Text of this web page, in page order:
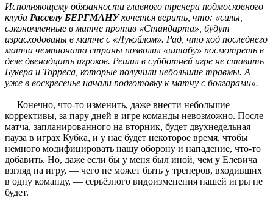
Исполняющему обязанности главного тренера подмосковного
клуба Расселу БЕРГМАНУхочется верить, что: «силы,
сэкономленные в матче против «Стандарта», будут
израсходованы в матче с «Лукойлом». Рад, что ход последнего
матча чемпионата страны позволил «штабу» посмотреть в
деле двенадцать игроков. Решил в субботней игре не ставить
Букера и Торреса, которые получили небольшие травмы. А
уже в воскресенье начали подготовку к матчу с болгарами».
— Конечно, что-то изменить, даже внести небольшие
коррективы, за пару дней в игре команды невозможно. После
матча, запланированного на вторник, будет двухнедельная
пауза в играх Кубка, и у нас будет некоторое время, чтобы
немного модифицировать нашу оборону и нападение, что-то
добавить. Но, даже если бы у меня был иной, чем у Елевича
взгляд на игру, — чего не может быть у тренеров, входивших
в одну команду, — серьёзного видоизменения нашей игры не
будет.